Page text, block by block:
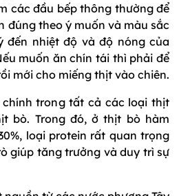
các đầu bếp thông thường để
đúng theo ý muốn và màu sắc
đến nhiệt độ và độ nóng của
muốn ăn chín tái thì phải để
mới cho miếng thịt vào chiên.
trong tất cả các loại thịt
bò. Trong đó, ở thịt bò hàm
loại protein rất quan trọng
giúp tăng trưởng và duy trì sự